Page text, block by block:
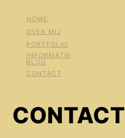
HOME
OVER MIJ
PORTFOLIO
INFORMATIE
BLOG
CONTACT
CONTACT